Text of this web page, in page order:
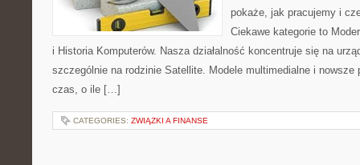
pokaże, jak pracujemy i
Ciekawe kategorie to
i Historia Komputerów. Nasza działalność koncentruje się na
szczególnie na rodzinie Satellite. Modele multimedialne i nowsze
czas, o ile […]
CATEGORIES: ZWIĄZKI A FINANSE